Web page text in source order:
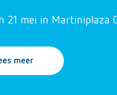
21 mei in Martiniplaza
meer